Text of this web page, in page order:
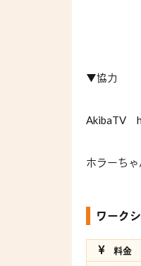
▼協力
AkibaTV
ホラーち
ワーク
料金